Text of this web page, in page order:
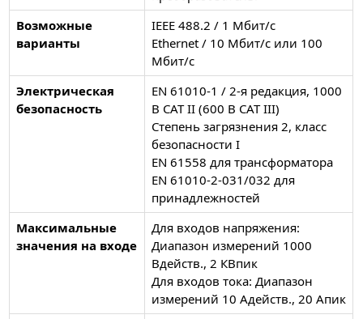
Возможные
варианты
IEEE 488.2 / 1 Мбит/с
Ethernet / 10 Мбит/с или 100
Мбит/с
Электрическая
безопасность
EN 61010-1 / 2-я редакция, 1000
В CAT II (600 В CAT III)
Степень загрязнения 2, класс
безопасности I
EN 61558 для трансформатора
EN 61010-2-031/032 для
принадлежностей
Максимальные
значения на входе
Для входов напряжения:
Диапазон измерений 1000
Вдейств., 2 КВпик
Для входов тока: Диапазон
измерений 10 Адейств., 20 Апик